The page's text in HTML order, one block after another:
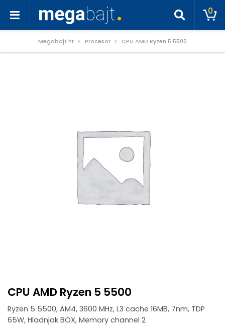
0
Megabajt.hr Procesor CPU AMD Ryzen 5 5500
CPU AMD Ryzen 5 5500
Ryzen 5 5500, AM4, 3600 MHz, L3 cache 16MB, 7nm, TDP
65W, Hladnjak BOX, Memory channel 2